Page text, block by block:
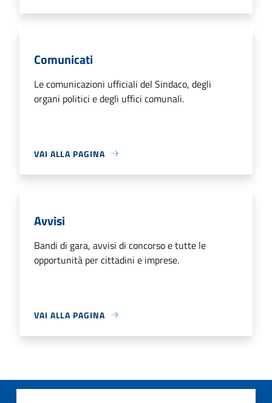
Comunicati
Le comunicazioni ufficiali del Sindaco, degli
organi politici e degli uffici comunali.
VAI ALLA PAGINA
Avvisi
Bandi di gara, avvisi di concorso e tutte le
opportunità per cittadini e imprese.
VAI ALLA PAGINA